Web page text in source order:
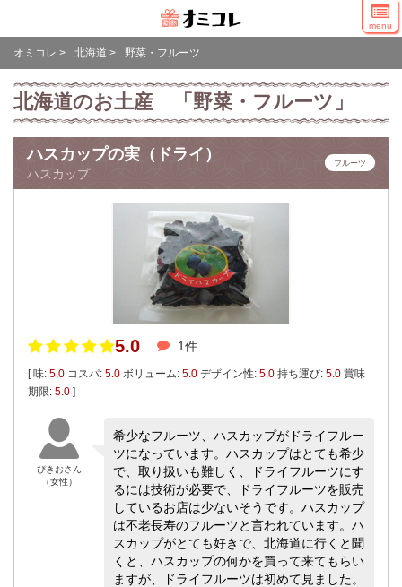
menu
オミコレ > 北海道 > 野菜・フルーツ
北海道のお土産 「野菜・フルーツ」
ハスカップの実（ドライ）
ハスカップ
フルーツ
5.0 1件
[ 味: 5.0 コスパ: 5.0 ボリューム: 5.0 デザイン性: 5.0 持ち運び: 5.0 賞味
期限: 5.0 ]
ぴきおさん
（女性）
希少なフルーツ、ハスカップがドライフルー
ツになっています。ハスカップはとても希少
で、取り扱いも難しく、ドライフルーツにす
るには技術が必要で、ドライフルーツを販売
しているお店は少ないそうです。ハスカップ
は不老長寿のフルーツと言われています。ハ
スカップがとても好きで、北海道に行くと聞
くと、ハスカップの何かを買って来てもらい
ますが、ドライフルーツは初めて見ました。